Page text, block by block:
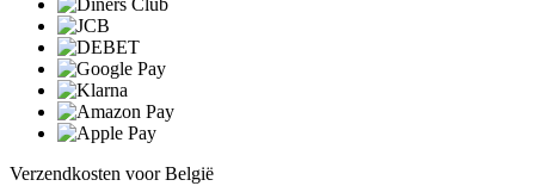
Verzendkosten voor België